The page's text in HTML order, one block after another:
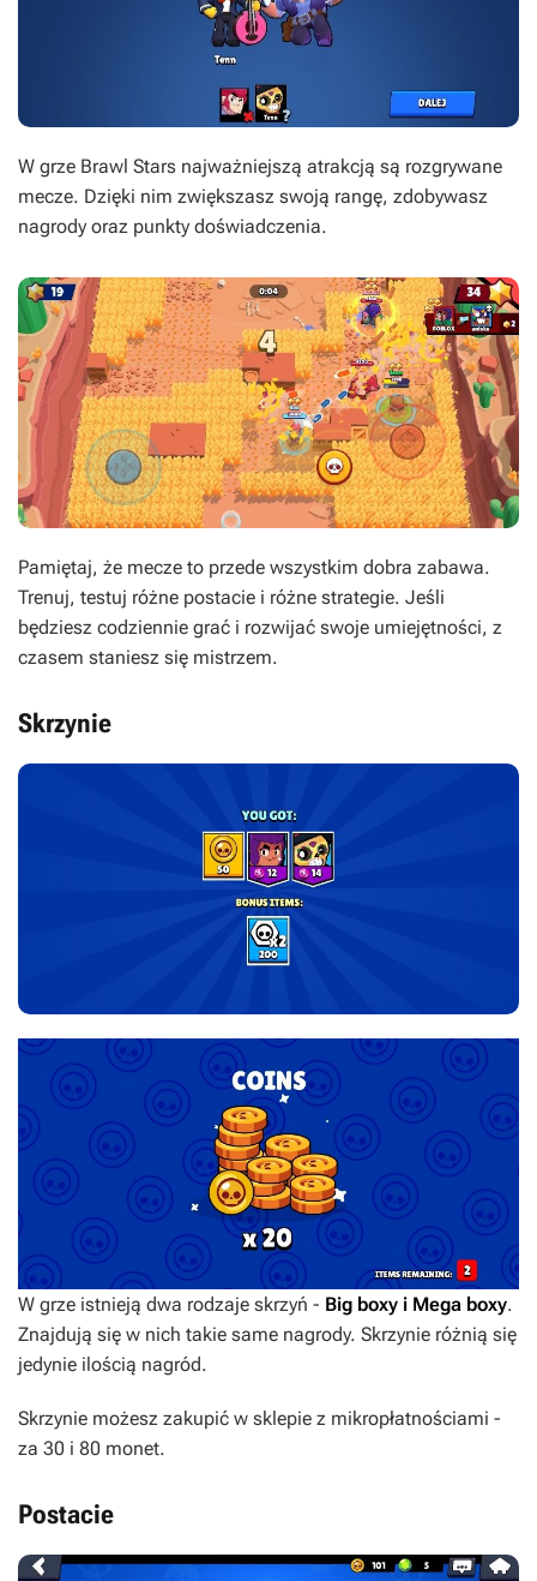
W grze Brawl Stars najważniejszą atrakcją są rozgrywane
mecze. Dzięki nim zwiększasz swoją rangę, zdobywasz
nagrody oraz punkty doświadczenia.
Pamiętaj, że mecze to przede wszystkim dobra zabawa.
Trenuj, testuj różne postacie i różne strategie. Jeśli
będziesz codziennie grać i rozwijać swoje umiejętności, z
czasem staniesz się mistrzem.
Skrzynie
W grze istnieją dwa rodzaje skrzyń - Big boxy i Mega boxy.
Znajdują się w nich takie same nagrody. Skrzynie różnią się
jedynie ilością nagród.
Skrzynie możesz zakupić w sklepie z mikropłatnościami -
za 30 i 80 monet.
Postacie